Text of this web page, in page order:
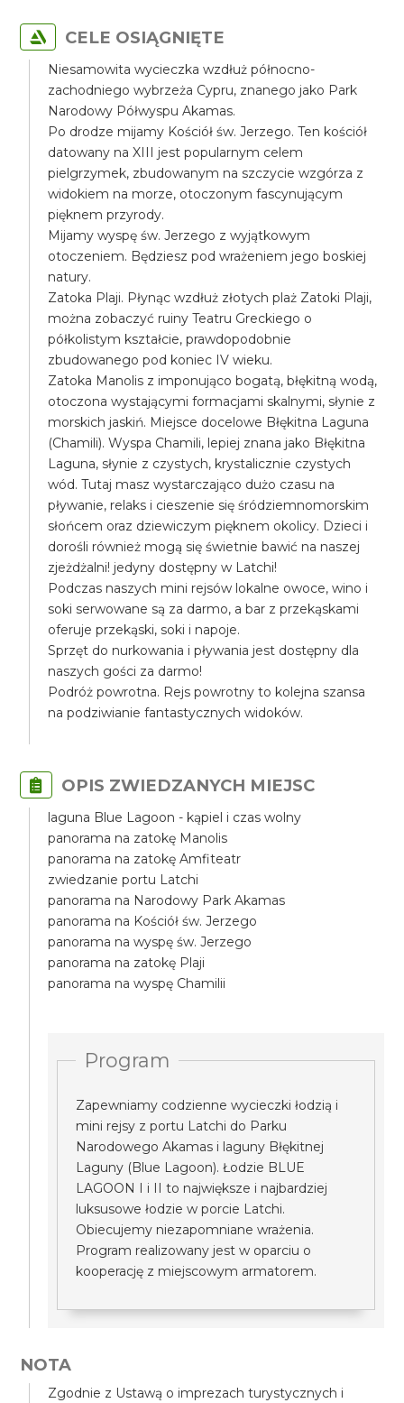
CELE OSIĄGNIĘTE
Niesamowita wycieczka wzdłuż północno-
zachodniego wybrzeża Cypru, znanego jako Park
Narodowy Półwyspu Akamas.
Po drodze mijamy Kościół św. Jerzego. Ten kościół
datowany na XIII jest popularnym celem
pielgrzymek, zbudowanym na szczycie wzgórza z
widokiem na morze, otoczonym fascynującym
pięknem przyrody.
Mijamy wyspę św. Jerzego z wyjątkowym
otoczeniem. Będziesz pod wrażeniem jego boskiej
natury.
Zatoka Plaji. Płynąc wzdłuż złotych plaż Zatoki Plaji,
można zobaczyć ruiny Teatru Greckiego o
półkolistym kształcie, prawdopodobnie
zbudowanego pod koniec IV wieku.
Zatoka Manolis z imponująco bogatą, błękitną wodą,
otoczona wystającymi formacjami skalnymi, słynie z
morskich jaskiń. Miejsce docelowe Błękitna Laguna
(Chamili). Wyspa Chamili, lepiej znana jako Błękitna
Laguna, słynie z czystych, krystalicznie czystych
wód. Tutaj masz wystarczająco dużo czasu na
pływanie, relaks i cieszenie się śródziemnomorskim
słońcem oraz dziewiczym pięknem okolicy. Dzieci i
dorośli również mogą się świetnie bawić na naszej
zjeżdżalni! jedyny dostępny w Latchi!
Podczas naszych mini rejsów lokalne owoce, wino i
soki serwowane są za darmo, a bar z przekąskami
oferuje przekąski, soki i napoje.
Sprzęt do nurkowania i pływania jest dostępny dla
naszych gości za darmo!
Podróż powrotna. Rejs powrotny to kolejna szansa
na podziwianie fantastycznych widoków.
OPIS ZWIEDZANYCH MIEJSC
laguna Blue Lagoon - kąpiel i czas wolny
panorama na zatokę Manolis
panorama na zatokę Amfiteatr
zwiedzanie portu Latchi
panorama na Narodowy Park Akamas
panorama na Kościół św. Jerzego
panorama na wyspę św. Jerzego
panorama na zatokę Plaji
panorama na wyspę Chamilii
Program
Zapewniamy codzienne wycieczki łodzią i
mini rejsy z portu Latchi do Parku
Narodowego Akamas i laguny Błękitnej
Laguny (Blue Lagoon). Łodzie BLUE
LAGOON I i II to największe i najbardziej
luksusowe łodzie w porcie Latchi.
Obiecujemy niezapomniane wrażenia.
Program realizowany jest w oparciu o
kooperację z miejscowym armatorem.
NOTA
Zgodnie z Ustawą o imprezach turystycznych i